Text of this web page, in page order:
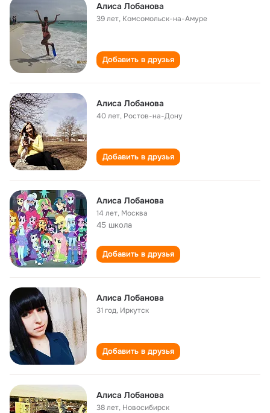
Алиса Лобанова
39 лет, Комсомольск-на-Амуре
Добавить в друзья
Алиса Лобанова
40 лет, Ростов-на-Дону
Добавить в друзья
Алиса Лобанова
14 лет, Москва
45 школа
Добавить в друзья
Алиса Лобанова
31 год, Иркутск
Добавить в друзья
Алиса Лобанова
38 лет, Новосибирск